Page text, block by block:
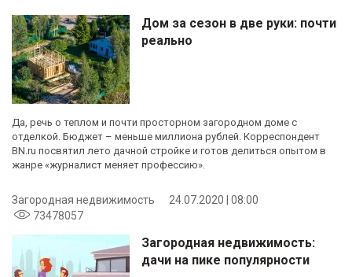
Дом за сезон в две руки: почти
реально
Да, речь о теплом и почти просторном загородном доме с
отделкой. Бюджет – меньше миллиона рублей. Корреспондент
BN.ru посвятил лето дачной стройке и готов делиться опытом в
жанре «журналист меняет профессию».
Загородная недвижимость
24.07.2020 | 08:00
73478057
Загородная недвижимость:
дачи на пике популярности